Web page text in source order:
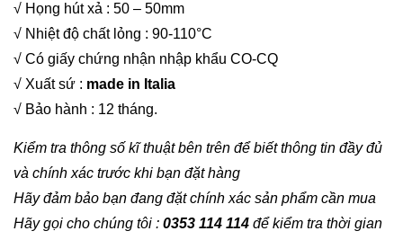
√ Họng hút xả : 50 – 50mm
√ Nhiệt độ chất lỏng : 90-110°C
√ Có giấy chứng nhận nhập khẩu CO-CQ
√ Xuất sứ : made in Italia
√ Bảo hành : 12 tháng.
Kiểm tra thông số kĩ thuật bên trên để biết thông tin đầy đủ
và chính xác trước khi bạn đặt hàng
Hãy đảm bảo bạn đang đặt chính xác sản phẩm cần mua
Hãy gọi cho chúng tôi : 0353 114 114 để kiểm tra thời gian